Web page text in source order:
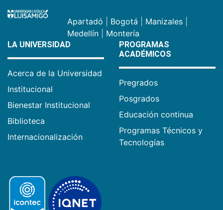
Apartadó Bogotá Manizales
Medellín
Montería
LA UNIVERSIDAD
Acerca de la Universidad
Institucional
Bienestar Institucional
Biblioteca
Internacionalización
PROGRAMAS
ACADÉMICOS
Pregrados
Posgrados
Educación continua
Programas Técnicos y
Tecnologías